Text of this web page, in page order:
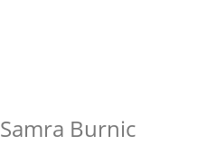
Samra Burnic